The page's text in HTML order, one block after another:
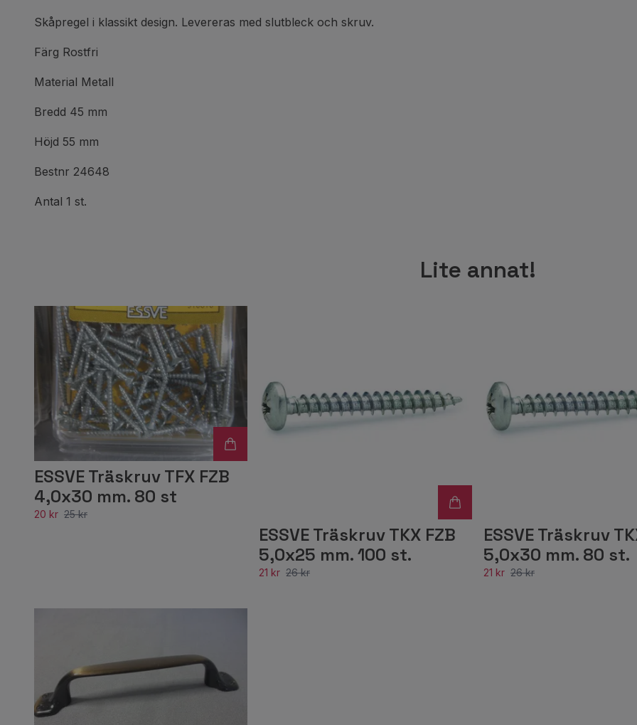
Skåpregel i klassikt design. Levereras med slutbleck och skruv.
Färg Rostfri
Material Metall
Bredd 45 mm
Höjd 55 mm
Bestnr 24648
Antal 1 st.
Lite annat!
ESSVE Träskruv TFX FZB
4,0x30 mm. 80 st
20 kr 25 kr
ESSVE Träskruv TKX FZB
5,0x25 mm. 100 st.
21 kr 26 kr
ESSVE Träskruv
5,0x30 mm. 80 st.
21 kr 26 kr